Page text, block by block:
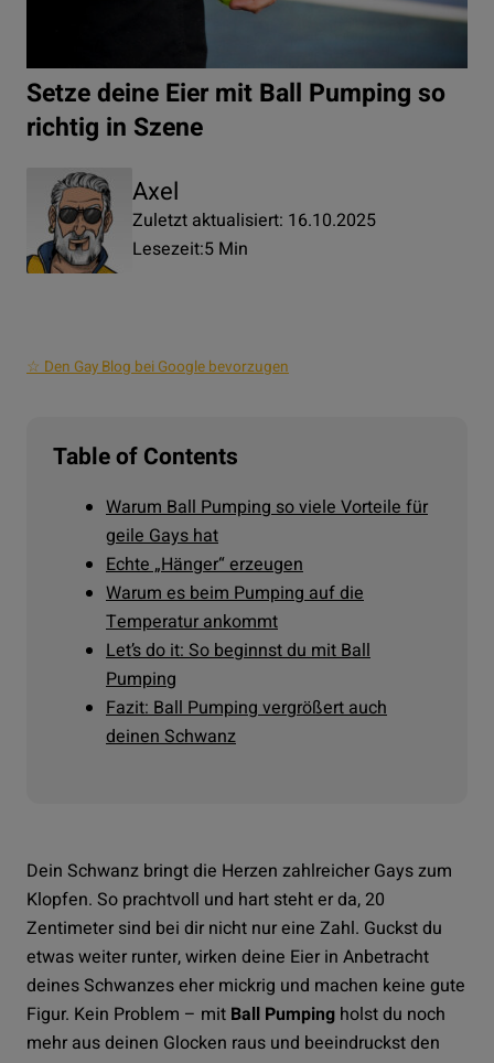
Setze deine Eier mit Ball Pumping so
richtig in Szene
Axel
Zuletzt aktualisiert: 16.10.2025
Lesezeit:5 Min
☆ Den Gay Blog bei Google bevorzugen
Table of Contents
Warum Ball Pumping so viele Vorteile für
geile Gays hat
Echte „Hänger“ erzeugen
Warum es beim Pumping auf die
Temperatur ankommt
Let’s do it: So beginnst du mit Ball
Pumping
Fazit: Ball Pumping vergrößert auch
deinen Schwanz
Dein Schwanz bringt die Herzen zahlreicher Gays zum
Klopfen. So prachtvoll und hart steht er da, 20
Zentimeter sind bei dir nicht nur eine Zahl. Guckst du
etwas weiter runter, wirken deine Eier in Anbetracht
deines Schwanzes eher mickrig und machen keine gute
Figur. Kein Problem – mit Ball Pumping holst du noch
mehr aus deinen Glocken raus und beeindruckst den